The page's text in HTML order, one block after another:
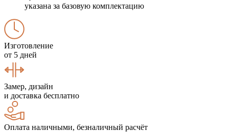
указана за базовую комплектацию
Изготовление
от 5 дней
Замер, дизайн
и доставка бесплатно
Оплата наличными, безналичный расчёт